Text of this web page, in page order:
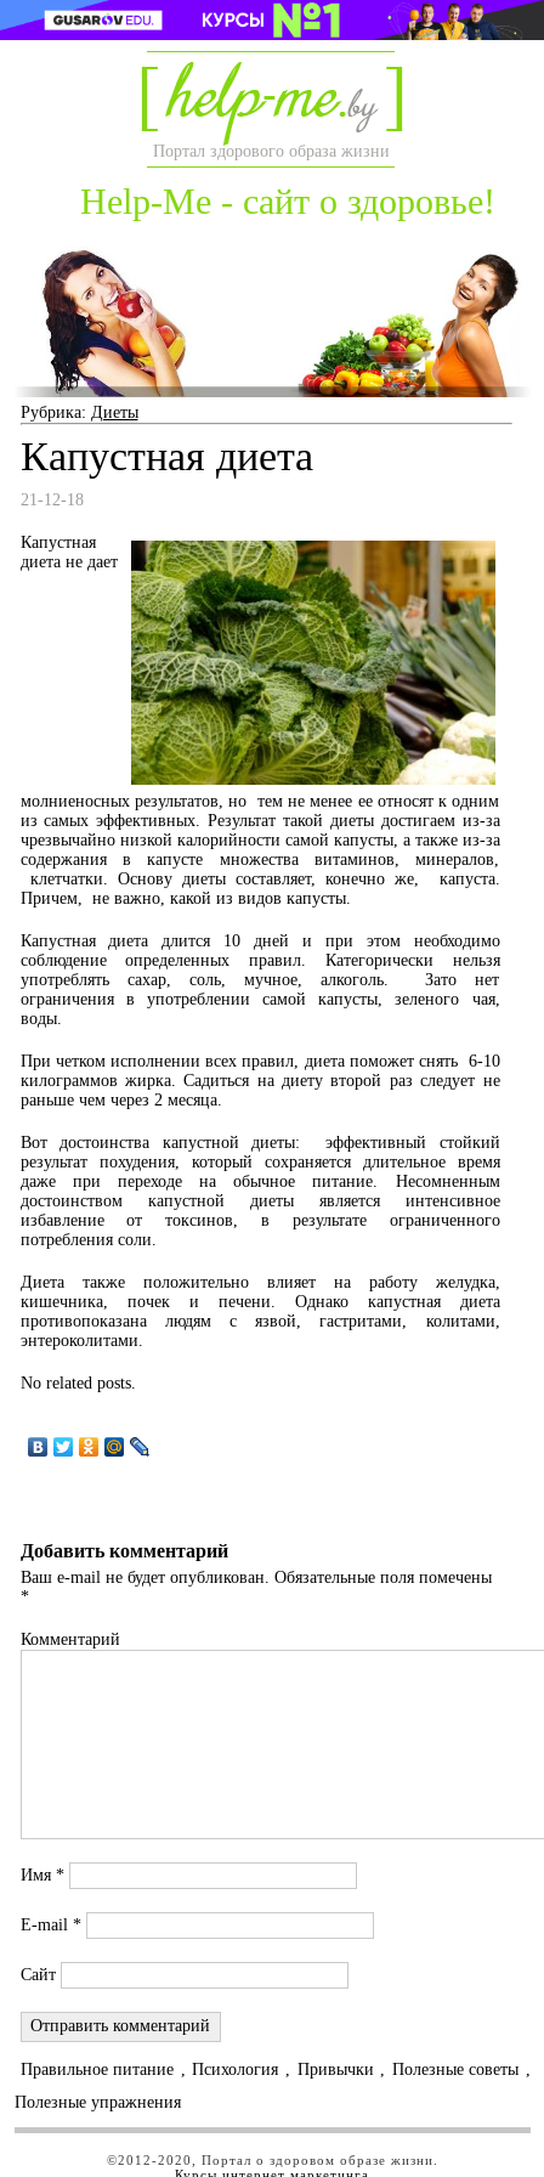
Портал здорового образа жизни
Help-Me - сайт о здоровье!
Рубрика: Диеты
Капустная диета
21-12-18
Капустная
диета не дает
молниеносных результатов, но тем не менее ее относят к одним
из самых эффективных. Результат такой диеты достигаем из-за
чрезвычайно низкой калорийности самой капусты, а также из-за
содержания в капусте множества витаминов, минералов,
клетчатки. Основу диеты составляет, конечно же, капуста.
Причем, не важно, какой из видов капусты.
Капустная диета длится 10 дней и при этом необходимо
соблюдение определенных правил. Категорически нельзя
употреблять сахар, соль, мучное, алкоголь. Зато нет
ограничения в употреблении самой капусты, зеленого чая,
воды.
При четком исполнении всех правил, диета поможет снять 6-10
килограммов жирка. Садиться на диету второй раз следует не
раньше чем через 2 месяца.
Вот достоинства капустной диеты: эффективный стойкий
результат похудения, который сохраняется длительное время
даже при переходе на обычное питание. Несомненным
достоинством капустной диеты является интенсивное
избавление от токсинов, в результате ограниченного
потребления соли.
Диета также положительно влияет на работу желудка,
кишечника, почек и печени. Однако капустная диета
противопоказана людям с язвой, гастритами, колитами,
энтероколитами.
No related posts.
Добавить комментарий
Ваш e-mail не будет опубликован. Обязательные поля помечены
*
Комментарий
Имя *
E-mail *
Сайт
Правильное питание Психология Привычки Полезные советы
Полезные упражнения
©2012-2020, Портал о здоровом образе жизни.